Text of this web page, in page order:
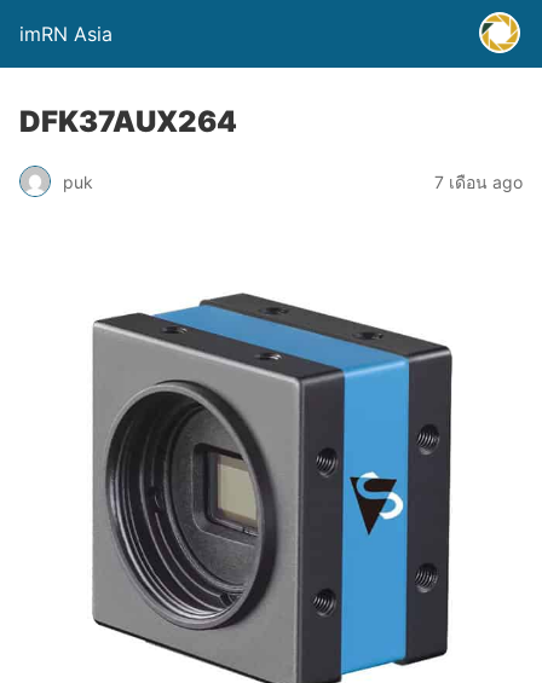
imRN Asia
DFK37AUX264
puk 7 เดือน ago